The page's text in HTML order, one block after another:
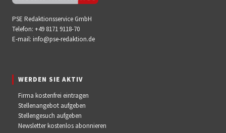
PSE Redaktionsservice GmbH
Telefon: +49 8171 9118-70
E-mail: info@pse-redaktion.de
WERDEN SIE AKTIV
Firma kostenfrei eintragen
Stellenangebot aufgeben
Stellengesuch aufgeben
Newsletter kostenlos abonnieren